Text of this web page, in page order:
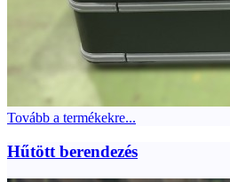
Tovább a termékekre...
Hűtött berendezés